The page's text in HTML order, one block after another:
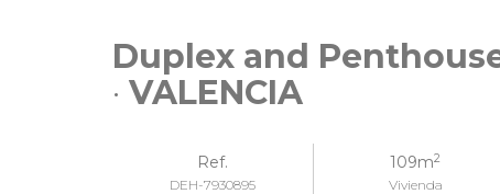
Duplex and
· VALENCIA
Ref.
DEH-7930895
109m2
Vivienda